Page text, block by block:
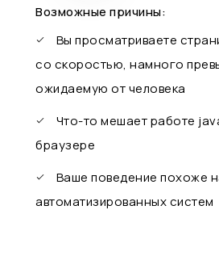
Возможные причины:
Вы просматриваете
со скоростью, намного
ожидаемую от человека
Что-то мешает работе
браузере
Ваше поведение похоже
автоматизированных систем